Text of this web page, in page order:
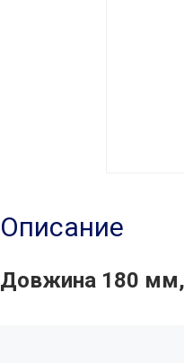
Описание
Довжина 180 мм,